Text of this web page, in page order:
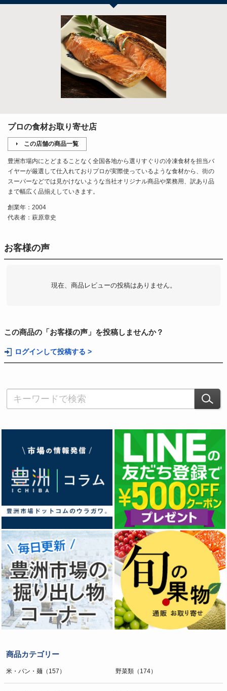
プロの食材お取り寄せ店
この店舗の商品一覧
豊洲市場内にとどまることなく全国各地から選りすぐりの冷凍食材を担当バ
イヤーが厳選して仕入れておりプロが実際使っているような食材から、街の
スーパーなどでは見かけないような当社オリジナル商品や業務用、訳あり品
まで幅広く品揃えしていきます。
創業年：2004
代表者：萩原章史
お客様の声
現在、商品レビューの投稿はありません。
この商品の「お客様の声」を投稿しませんか？
ログインして投稿する >
商品カテゴリー
米・パン・麺（157） 野菜類（174）